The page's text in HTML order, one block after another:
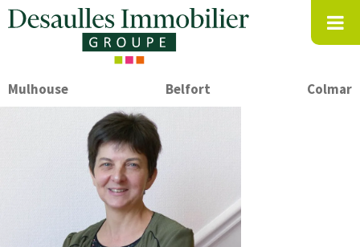
Mulhouse Belfort Colmar